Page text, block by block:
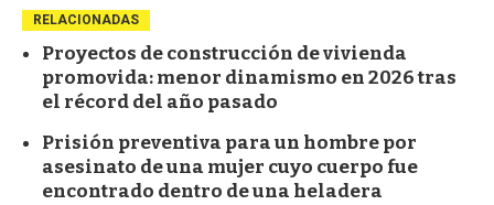
RELACIONADAS
Proyectos de construcción de vivienda
promovida: menor dinamismo en 2026 tras
el récord del año pasado
Prisión preventiva para un hombre por
asesinato de una mujer cuyo cuerpo fue
encontrado dentro de una heladera